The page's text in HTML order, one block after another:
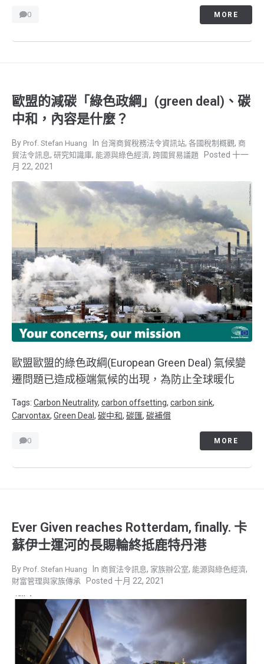
0 MORE
歐盟的減碳「綠色政綱」(green deal)、碳
中和，內容是什麼？
Prof. Stefan Huang 台灣商貿稅務法令資訊站, 各國稅制概觀, 商
貿法令訊息, 研究知識庫, 能源與綠色經濟, 跨國貿易議題
十一
月 22, 2021
歐盟歐盟的綠色政綱(European Green Deal) 氣候變
遷問題已造成極端氣候的出現，為防止全球暖化
Tags: Carbon Neutrality, carbon offsetting, carbon sink,
Carvontax, Green Deal, 碳中和, 碳匯, 碳補償
0 MORE
Ever Given reaches Rotterdam, finally. 卡
蘇伊士運河的長賜輪終抵鹿特丹港
Prof. Stefan Huang 商貿法令訊息, 家族辦公室, 能源與綠色經濟,
財富管理與家族傳承 十月 22, 2021